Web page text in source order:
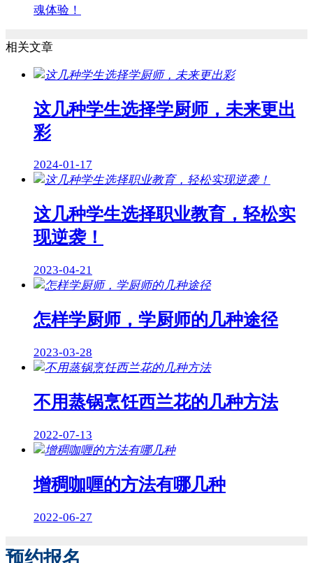
魂体验！
相关文章
这几种学生选择学厨师，未来更出
彩
2024-01-17
这几种学生选择职业教育，轻松实
现逆袭！
2023-04-21
怎样学厨师，学厨师的几种途径
2023-03-28
不用蒸锅烹饪西兰花的几种方法
2022-07-13
增稠咖喱的方法有哪几种
2022-06-27
预约报名